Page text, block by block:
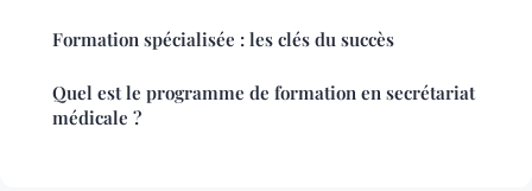
Formation spécialisée : les clés du succès
Quel est le programme de formation en secrétariat
médicale ?